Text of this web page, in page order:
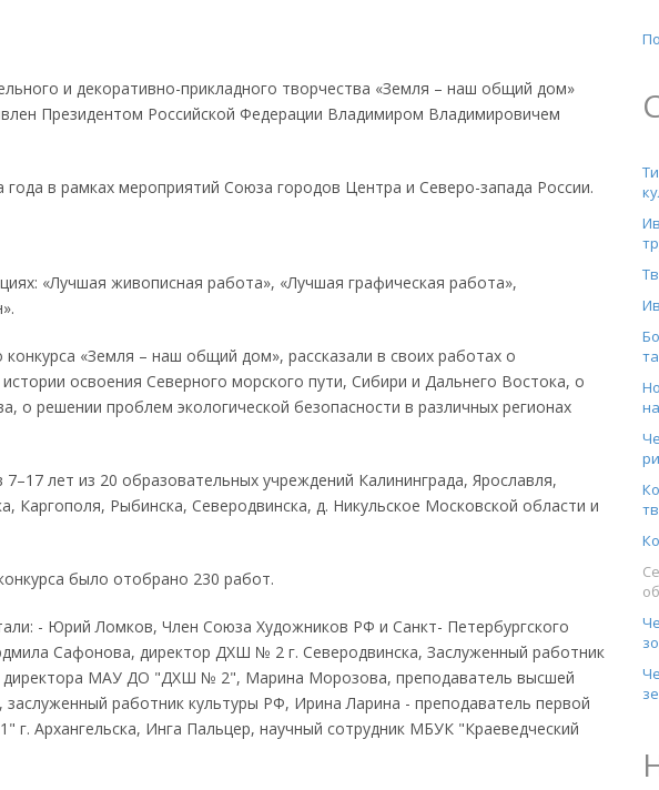
и декоративно-прикладного творчества «Земля – наш общий дом»
Президентом Российской Федерации Владимиром Владимировичем
года в рамках мероприятий Союза городов Центра и Северо-запада России.
«Лучшая живописная работа», «Лучшая графическая работа»,
«Земля – наш общий дом», рассказали в своих работах о
освоения Северного морского пути, Сибири и Дальнего Bocтoкa, о
о решении проблем экологической безопасности в различных регионах
лет из 20 образовательных учреждений Калининграда, Ярославля,
Каргополя, Рыбинска, Северодвинска, д. Никульское Московской области и
было отобрано 230 работ.
- Юрий Ломков, Член Союза Художников РФ и Санкт- Петербургского
Сафонова, директор ДХШ № 2 г. Северодвинска, Заслуженный работник
директора МАУ ДО "ДХШ № 2", Марина Морозова, преподаватель высшей
работник культуры РФ, Ирина Ларина - преподаватель первой
Архангельска, Инга Пальцер, научный сотрудник МБУК "Краеведческий